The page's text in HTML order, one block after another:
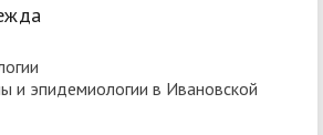
и эпидемиологии в Ивановской